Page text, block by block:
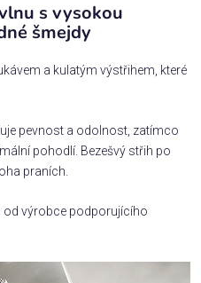
s vysokou
šmejdy
a kulatým výstřihem, které
pevnost a odolnost, zatímco
pohodlí. Bezešvý střih po
praních.
od výrobce podporujícího